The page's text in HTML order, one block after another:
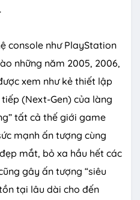
console như PlayStation
những năm 2005, 2006,
xem như kẻ thiết lập
(Next-Gen) của làng
tất cả thế giới game
mạnh ấn tượng cùng
mắt, bỏ xa hầu hết các
gây ấn tượng “siêu
tại lâu dài cho đến